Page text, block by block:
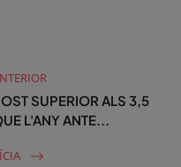
SUPERIOR ALS 3,5
L'ANY ANTE...